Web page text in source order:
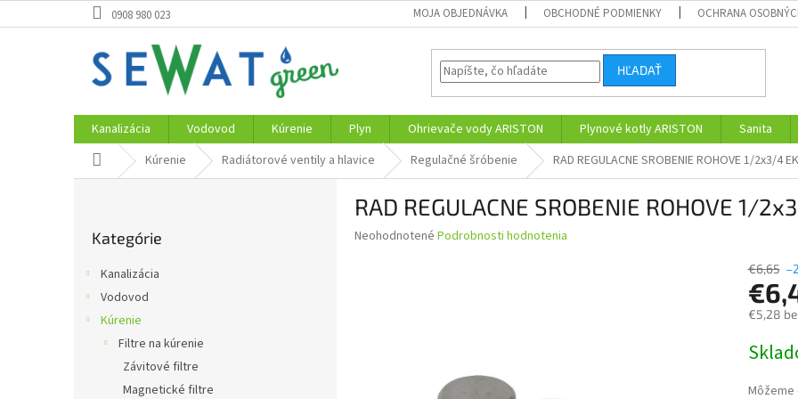
na
0908 980 023 MOJA OBJEDNÁVKA OBCHODNÉ PODMIENKY OCHRANA
HĽADAŤ
Kanalizácia Vodovod Kúrenie Plyn Ohrievače vody ARISTON Plynové kotly ARISTON Sanita
DomovKúrenie Radiátorové ventily a hlavice Regulačné šróbenie RAD REGULACNE SROBENIE ROHOVE 1/2x3/4
kategórie
Kategórie
Kanalizácia
Vodovod
Kúrenie
Filtre na kúrenie
Závitové filtre
Magnetické filtre
RAD REGULACNE SROBENIE ROHOVE 1/
Priemerné
Neohodnotené Podrobnosti hodnotenia
€6,65
€5,28
cena: